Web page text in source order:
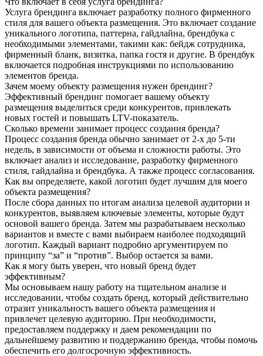
Услуга брендинга включает разработку полного фирменного
стиля для вашего объекта размещения. Это включает создание
уникального логотипа, паттерна, гайдлайна, брендбука с
необходимыми элементами, такими как: бейдж сотрудника,
фирменный бланк, визитка, папка гостя и другие. В брендбук
включается подробная инструкциями по использованию
элементов бренда.
Зачем моему объекту размещения нужен брендинг?
Эффективный брендинг помогает вашему объекту
размещения выделиться среди конкурентов, привлекать
новых гостей и повышать LTV-показатель.
Сколько времени занимает процесс создания бренда?
Процесс создания бренда обычно занимает от 2-х до 5-ти
недель, в зависимости от объема и сложности работы. Это
включает анализ и исследование, разработку фирменного
стиля, гайдлайна и брендбука. А также процесс согласования.
Как вы определяете, какой логотип будет лучшим для моего
объекта размещения?
После сбора данных по итогам анализа целевой аудитории и
конкурентов, выявляем ключевые элементы, которые будут
основой вашего бренда. Затем мы разрабатываем несколько
вариантов и вместе с вами выбираем наиболее подходящий
логотип. Каждый вариант подробно аргументируем по
принципу “за” и “против”. Выбор остается за вами.
Как я могу быть уверен, что новый бренд будет
эффективным?
Мы основываем нашу работу на тщательном анализе и
исследовании, чтобы создать бренд, который действительно
отразит уникальность вашего объекта размещения и
привлечет целевую аудиторию. При необходимости,
предоставляем поддержку и даем рекомендации по
дальнейшему развитию и поддержанию бренда, чтобы помочь
обеспечить его долгосрочную эффективность.